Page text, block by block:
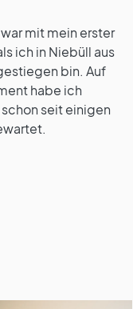
mit mein erster
ich in Niebüll aus
bin. Auf
habe ich
seit einigen